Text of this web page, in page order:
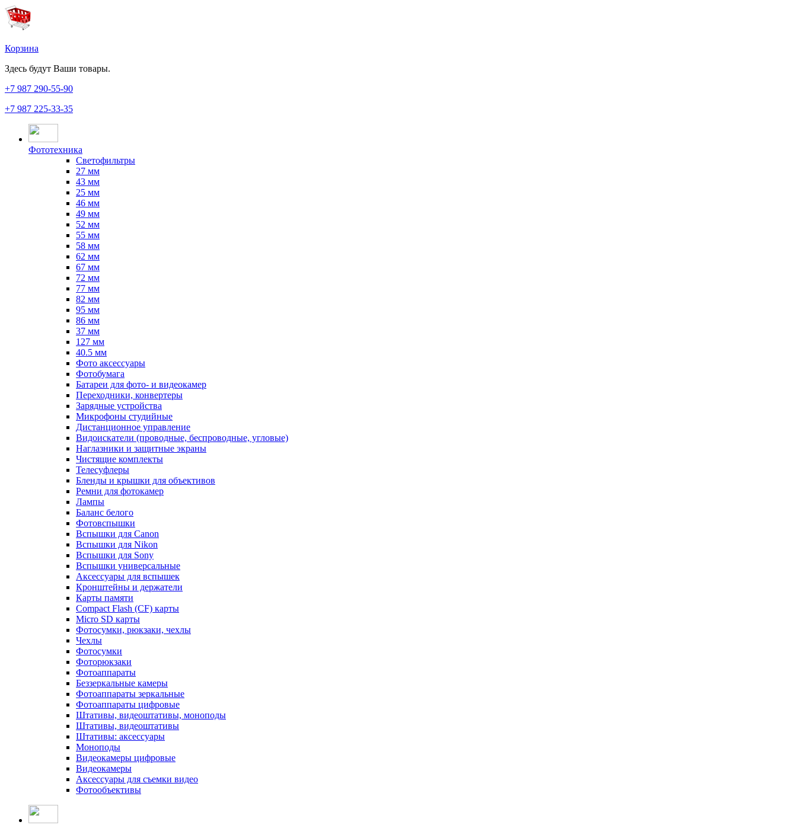
Корзина
Здесь будут Ваши товары.
+7 987 290-55-90
+7 987 225-33-35
Фототехника
Светофильтры
27 мм
43 мм
25 мм
46 мм
49 мм
52 мм
55 мм
58 мм
62 мм
67 мм
72 мм
77 мм
82 мм
95 мм
86 мм
37 мм
127 мм
40.5 мм
Фото аксессуары
Фотобумага
Батареи для фото- и видеокамер
Переходники, конвертеры
Зарядные устройства
Микрофоны студийные
Дистанционное управление
Видоискатели (проводные, беспроводные, угловые)
Наглазники и защитные экраны
Чистящие комплекты
Телесуфлеры
Бленды и крышки для объективов
Ремни для фотокамер
Лампы
Баланс белого
Фотовспышки
Вспышки для Canon
Вспышки для Nikon
Вспышки для Sony
Вспышки универсальные
Аксесcуары для вспышек
Кронштейны и держатели
Карты памяти
Compact Flash (CF) карты
Micro SD карты
Фотосумки, рюкзаки, чехлы
Чехлы
Фотосумки
Фоторюкзаки
Фотоаппараты
Беззеркальные камеры
Фотоаппараты зеркальные
Фотоаппараты цифровые
Штативы, видеоштативы, моноподы
Штативы, видеоштативы
Штативы: аксессуары
Моноподы
Видеокамеры цифровые
Видеокамеры
Аксессуары для съемки видео
Фотообъективы